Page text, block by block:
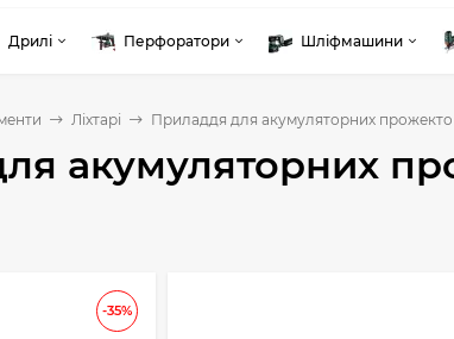
Дрилі Перфоратори Шліфмашини
Ліхтарі Приладдя для акумуляторних
акумуляторних
-35%